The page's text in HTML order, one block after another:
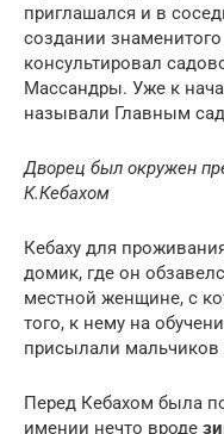
приглашался и в
создании знаменитого
консультировал
Массандры. Уже к
называли Главным
Дворец был окружен
К.Кебахом
Кебаху для
домик, где он
местной женщине, с
того, к нему на
присылали мальчиков
Перед Кебахом была
имении нечто вроде